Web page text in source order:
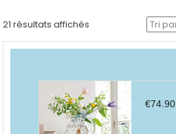
21 résultats affichés
par
€74.90